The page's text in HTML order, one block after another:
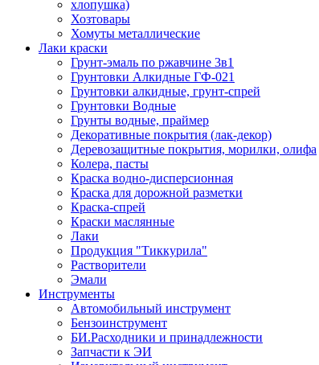
хлопушка)
Хозтовары
Хомуты металлические
Лаки краски
Грунт-эмаль по ржавчине 3в1
Грунтовки Алкидные ГФ-021
Грунтовки алкидные, грунт-спрей
Грунтовки Водные
Грунты водные, праймер
Декоративные покрытия (лак-декор)
Деревозащитные покрытия, морилки, олифа
Колера, пасты
Краска водно-дисперсионная
Краска для дорожной разметки
Краска-спрей
Краски маслянные
Лаки
Продукция "Тиккурила"
Растворители
Эмали
Инструменты
Автомобильный инструмент
Бензоинструмент
БИ.Расходники и принадлежности
Запчасти к ЭИ